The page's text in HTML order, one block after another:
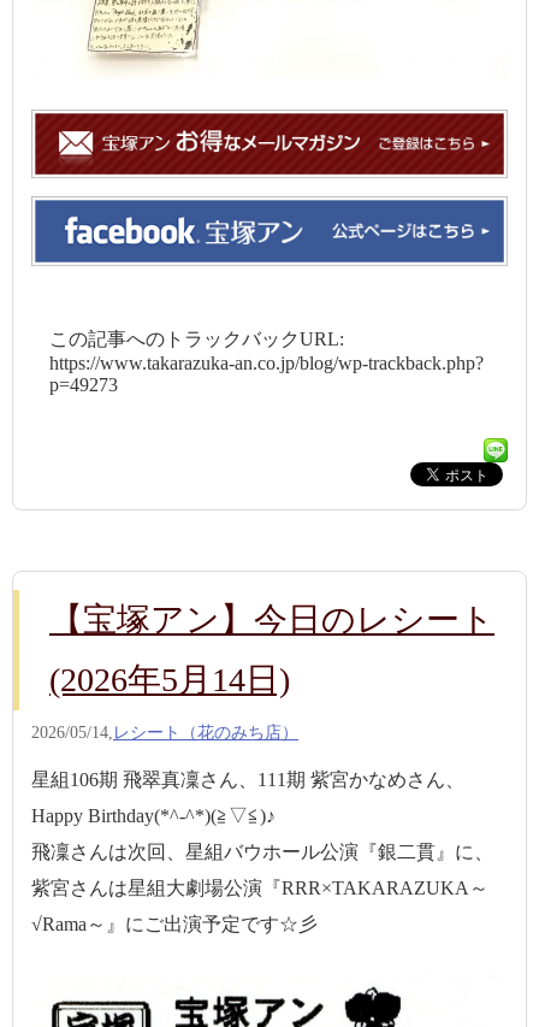
この記事へのトラックバックURL:
https://www.takarazuka-an.co.jp/blog/wp-trackback.php?
p=49273
【宝塚アン】今日のレシート
(2026年5月14日)
2026/05/14, レシート（花のみち店）
星組106期 飛翠真凜さん、111期 紫宮かなめさん、
Happy Birthday(*^-^*)(≧▽≦)♪
飛凜さんは次回、星組バウホール公演『銀二貫』に、
紫宮さんは星組大劇場公演『RRR×TAKARAZUKA～
√Rama～』にご出演予定です☆彡